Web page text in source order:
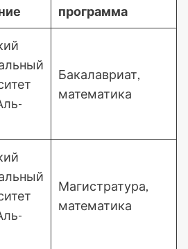
программа
Бакалавриат,
математика
Магистратура,
математика